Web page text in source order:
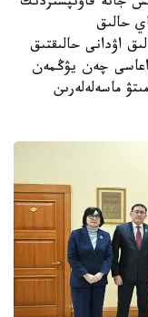
حالىق
اۋدانى حالىقتىق
چەن يۋڭمەن
ماسەلەلەرىن